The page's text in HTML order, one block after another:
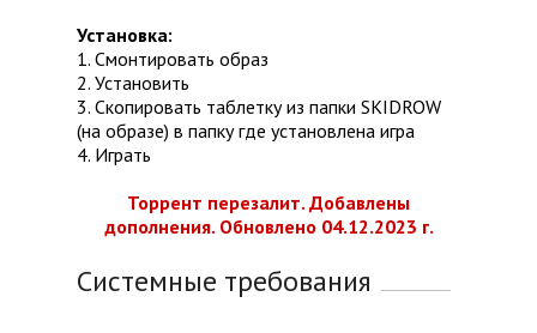
Установка:
1. Смонтировать образ
2. Установить
3. Скопировать таблетку из папки SKIDROW
(на образе) в папку где установлена игра
4. Играть
Торрент перезалит. Добавлены
дополнения. Обновлено 04.12.2023 г.
Системные требования